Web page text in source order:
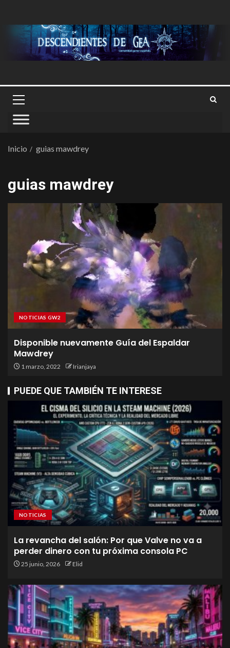
Inicio guias mawdrey
guias mawdrey
NOTICIAS GW2
Disponible nuevamente Guía del Espaldar
Mawdrey
1 marzo, 2022 Irianjaya
PUEDE QUE TAMBIÉN TE INTERESE
NOTICIAS
La revancha del salón: Por que Valve no va a
perder dinero con tu próxima consola PC
25 junio, 2026 Elid